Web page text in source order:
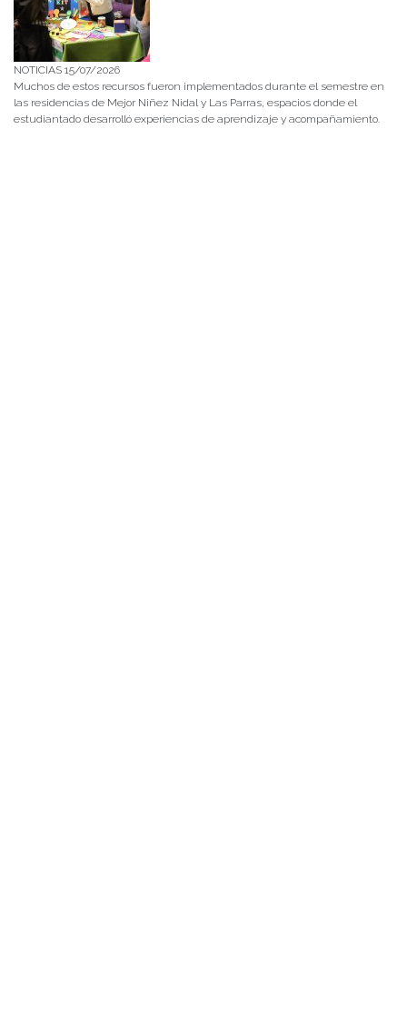
NOTICIAS 15/07/2026
Muchos de estos recursos fueron implementados durante el semestre en
las residencias de Mejor Niñez Nidal y Las Parras, espacios donde el
estudiantado desarrolló experiencias de aprendizaje y acompañamiento.